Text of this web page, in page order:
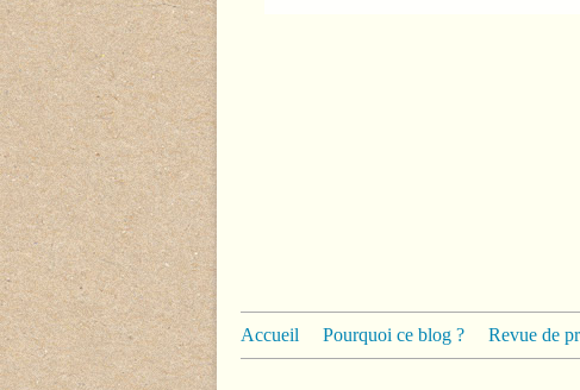
Accueil Pourquoi ce blog ? Revue de